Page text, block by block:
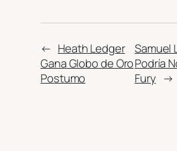
← Heath Ledger
Gana Globo de Oro
Postumo
Samuel
Podría
Fury →